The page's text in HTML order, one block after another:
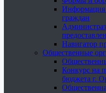
Информация
граждан
Навигатор
Общественные
Конкурс на
бюджета г.